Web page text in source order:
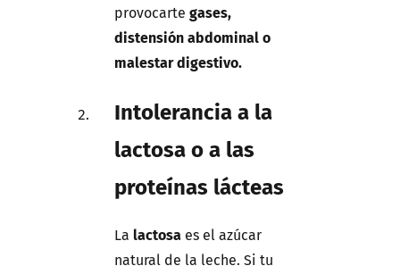
provocarte gases,
distensión abdominal o
malestar digestivo.
Intolerancia a la
lactosa o a las
proteínas lácteas
La lactosa es el azúcar
natural de la leche. Si tu